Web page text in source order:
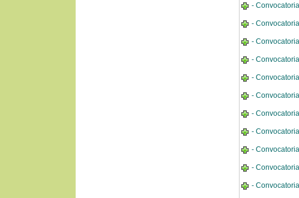
-
-
-
-
-
-
-
-
-
-
-